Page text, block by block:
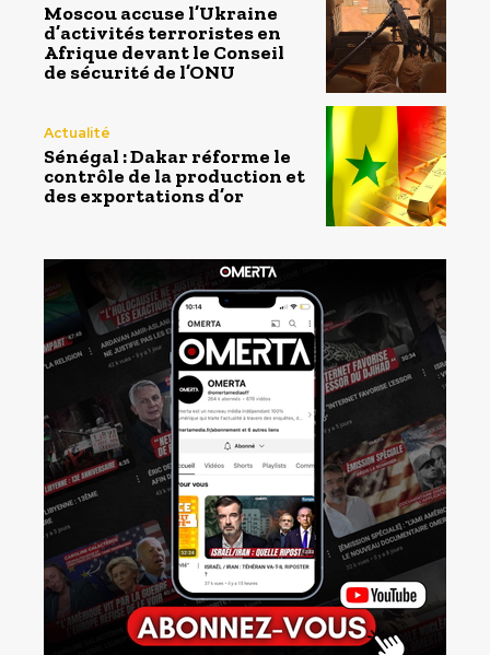
Moscou accuse l’Ukraine
d’activités terroristes en
Afrique devant le Conseil
de sécurité de l’ONU
Actualité
Sénégal : Dakar réforme le
contrôle de la production et
des exportations d’or